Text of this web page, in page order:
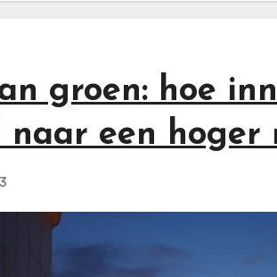
groen: hoe
naar een